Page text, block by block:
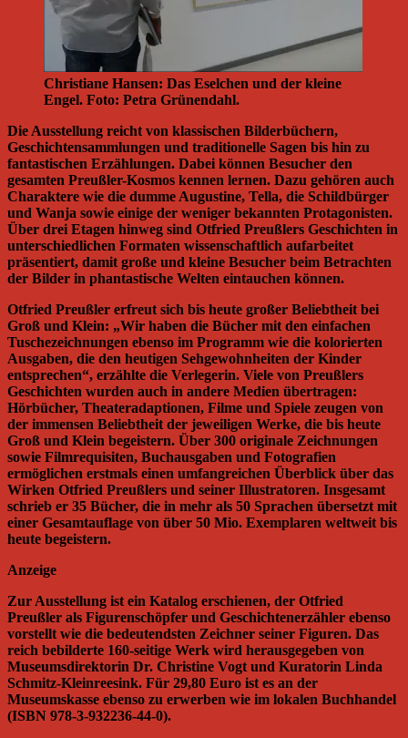
Christiane Hansen: Das Eselchen und der kleine
Engel. Foto: Petra Grünendahl.
Die Ausstellung reicht von klassischen Bilderbüchern,
Geschichtensammlungen und traditionelle Sagen bis hin zu
fantastischen Erzählungen. Dabei können Besucher den
gesamten Preußler-Kosmos kennen lernen. Dazu gehören auch
Charaktere wie die dumme Augustine, Tella, die Schildbürger
und Wanja sowie einige der weniger bekannten Protagonisten.
Über drei Etagen hinweg sind Otfried Preußlers Geschichten in
unterschiedlichen Formaten wissenschaftlich aufarbeitet
präsentiert, damit große und kleine Besucher beim Betrachten
der Bilder in phantastische Welten eintauchen können.
Otfried Preußler erfreut sich bis heute großer Beliebtheit bei
Groß und Klein: „Wir haben die Bücher mit den einfachen
Tuschezeichnungen ebenso im Programm wie die kolorierten
Ausgaben, die den heutigen Sehgewohnheiten der Kinder
entsprechen“, erzählte die Verlegerin. Viele von Preußlers
Geschichten wurden auch in andere Medien übertragen:
Hörbücher, Theateradaptionen, Filme und Spiele zeugen von
der immensen Beliebtheit der jeweiligen Werke, die bis heute
Groß und Klein begeistern. Über 300 originale Zeichnungen
sowie Filmrequisiten, Buchausgaben und Fotografien
ermöglichen erstmals einen umfangreichen Überblick über das
Wirken Otfried Preußlers und seiner Illustratoren. Insgesamt
schrieb er 35 Bücher, die in mehr als 50 Sprachen übersetzt mit
einer Gesamtauflage von über 50 Mio. Exemplaren weltweit bis
heute begeistern.
Anzeige
Zur Ausstellung ist ein Katalog erschienen, der Otfried
Preußler als Figurenschöpfer und Geschichtenerzähler ebenso
vorstellt wie die bedeutendsten Zeichner seiner Figuren. Das
reich bebilderte 160-seitige Werk wird herausgegeben von
Museumsdirektorin Dr. Christine Vogt und Kuratorin Linda
Schmitz-Kleinreesink. Für 29,80 Euro ist es an der
Museumskasse ebenso zu erwerben wie im lokalen Buchhandel
(ISBN 978-3-932236-44-0).